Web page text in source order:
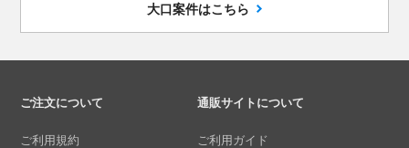
大口案件はこちら
ご注文について
ご利用規約
通販サイトについて
ご利用ガイド